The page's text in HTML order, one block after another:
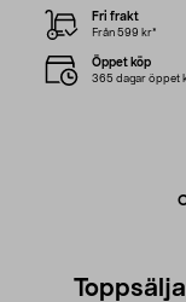
Fri frakt
Från 599 kr*
Öppet köp
365 dagar öppet